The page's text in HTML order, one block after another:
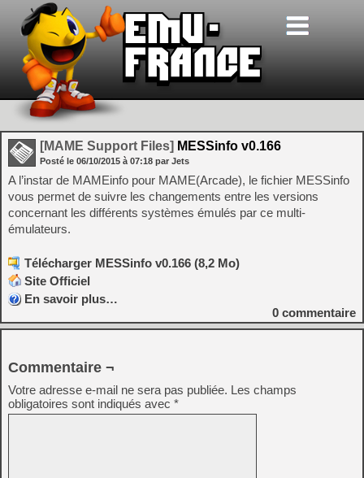
[MAME Support Files] MESSinfo v0.166
Posté le 06/10/2015 à 07:18 par Jets
A l’instar de MAMEinfo pour MAME(Arcade), le fichier MESSinfo
vous permet de suivre les changements entre les versions
concernant les différents systèmes émulés par ce multi-
émulateurs.
Télécharger MESSinfo v0.166 (8,2 Mo)
Site Officiel
En savoir plus…
0 commentaire
Commentaire ¬
Votre adresse e-mail ne sera pas publiée. Les champs
obligatoires sont indiqués avec *